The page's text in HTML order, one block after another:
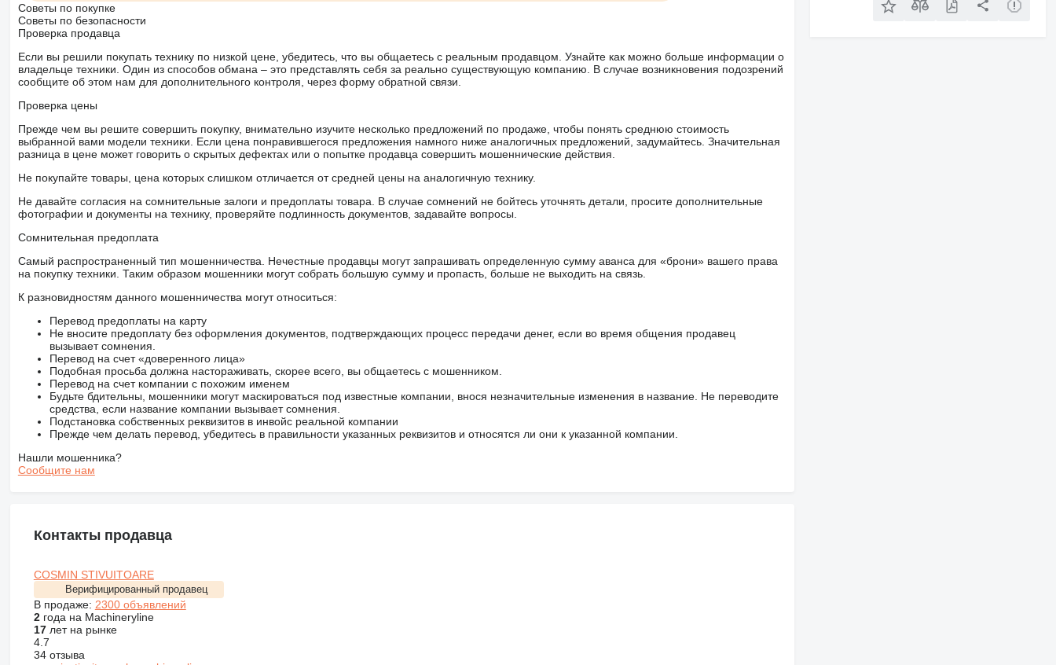
Советы по покупке
Советы по безопасности
Проверка продавца
Если вы решили покупать технику по низкой цене, убедитесь, что вы общаетесь с реальным продавцом. Узнайте как можно больше информации о
владельце техники. Один из способов обмана – это представлять себя за реально существующую компанию. В случае возникновения подозрений
сообщите об этом нам для дополнительного контроля, через форму обратной связи.
Проверка цены
Прежде чем вы решите совершить покупку, внимательно изучите несколько предложений по продаже, чтобы понять среднюю стоимость
выбранной вами модели техники. Если цена понравившегося предложения намного ниже аналогичных предложений, задумайтесь. Значительная
разница в цене может говорить о скрытых дефектах или о попытке продавца совершить мошеннические действия.
Не покупайте товары, цена которых слишком отличается от средней цены на аналогичную технику.
Не давайте согласия на сомнительные залоги и предоплаты товара. В случае сомнений не бойтесь уточнять детали, просите дополнительные
фотографии и документы на технику, проверяйте подлинность документов, задавайте вопросы.
Сомнительная предоплата
Самый распространенный тип мошенничества. Нечестные продавцы могут запрашивать определенную сумму аванса для «брони» вашего права
на покупку техники. Таким образом мошенники могут собрать большую сумму и пропасть, больше не выходить на связь.
К разновидностям данного мошенничества могут относиться:
Перевод предоплаты на карту
Не вносите предоплату без оформления документов, подтверждающих процесс передачи денег, если во время общения продавец
вызывает сомнения.
Перевод на счет «доверенного лица»
Подобная просьба должна настораживать, скорее всего, вы общаетесь с мошенником.
Перевод на счет компании с похожим именем
Будьте бдительны, мошенники могут маскироваться под известные компании, внося незначительные изменения в название. Не переводите
средства, если название компании вызывает сомнения.
Подстановка собственных реквизитов в инвойс реальной компании
Прежде чем делать перевод, убедитесь в правильности указанных реквизитов и относятся ли они к указанной компании.
Нашли мошенника?
Сообщите нам
Контакты продавца
COSMIN STIVUITOARE
Верифицированный продавец
В продаже: 2300 объявлений
2года на Machineryline
17лет на рынке
4.7
34 отзыва